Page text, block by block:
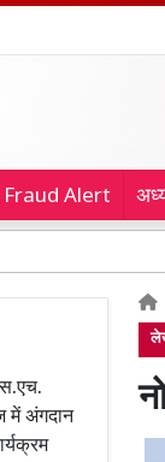
Fraud Alert
अंगदान